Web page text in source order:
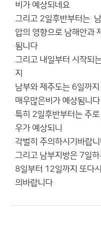
비가 예상되네요
그리고 2일후반부터는
압의 영향으로 남해안과
됨니다
그리고 내일부터 시작되
지
남부와 제주도는 6일까지
매우많은비가 예상됨니다
특히 2일후반부터는 주
우가 예상되니
각벌히 주의하시기바랍
그리고 남부지방은 7일
8일부터 12일까지 또다
의바랍니다